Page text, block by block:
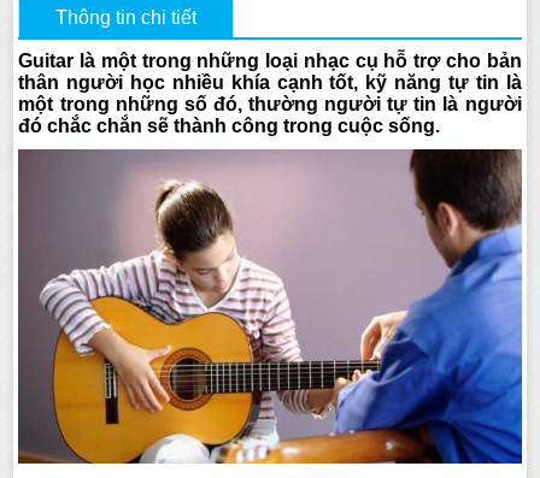
Thông tin chi tiết
Guitar là một trong những loại nhạc cụ hỗ trợ cho bản
thân người học nhiều khía cạnh tốt, kỹ năng tự tin là
một trong những số đó, thường người tự tin là người
đó chắc chắn sẽ thành công trong cuộc sống.